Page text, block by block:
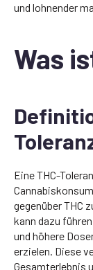
und lohnender
Was
Eine THC-
gegenüber THC
kann dazu
und höhere
erzielen. Diese
Gesamterlebnis